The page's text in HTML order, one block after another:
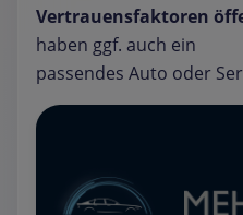
Vertrauensfaktoren
haben ggf. auch ein
passendes Auto oder